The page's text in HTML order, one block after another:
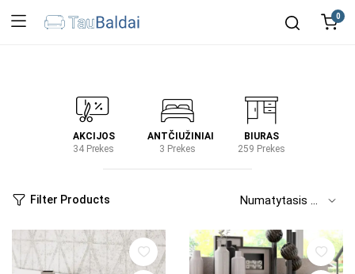
0
AKCIJOS
34 Prekes
ANTČIUŽINIAI
3 Prekes
BIURAS
259 Prekes
Filter Products